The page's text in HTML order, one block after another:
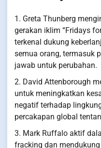
1. Greta Thunberg
gerakan iklim “Fridays
terkenal dukung
semua orang, termasuk
jawab untuk perubahan.
2. David Attenborough
untuk meningkatkan
negatif terhadap
percakapan global
3. Mark Ruffalo aktif
fracking dan